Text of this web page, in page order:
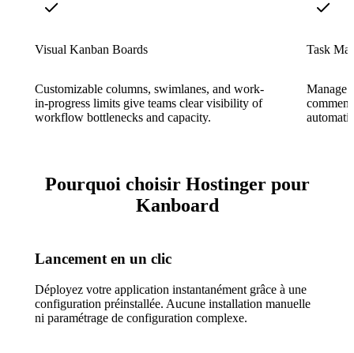
Visual Kanban Boards
Customizable columns, swimlanes, and work-
in-progress limits give teams clear visibility of
workflow bottlenecks and capacity.
Task
Manage
Pourquoi choisir Hostinger pour
Kanboard
Lancement en un clic
Déployez votre application instantanément grâce à une
configuration préinstallée. Aucune installation manuelle
ni paramétrage de configuration complexe.